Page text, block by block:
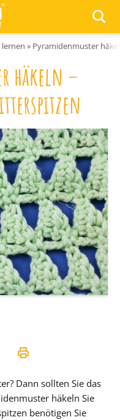
» Pyramidenmuster
häkeln –
Dann sollten Sie das
häkeln Sie
benötigen Sie